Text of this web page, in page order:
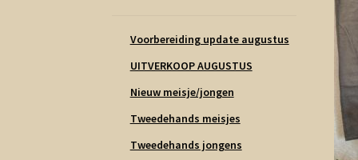
Voorbereiding update augustus
UITVERKOOP AUGUSTUS
Nieuw meisje/jongen
Tweedehands meisjes
Tweedehands jongens